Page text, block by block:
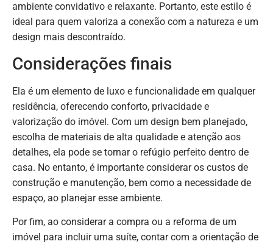
ambiente convidativo e relaxante. Portanto, este estilo é
ideal para quem valoriza a conexão com a natureza e um
design mais descontraído.
Considerações finais
Ela é um elemento de luxo e funcionalidade em qualquer
residência, oferecendo conforto, privacidade e
valorização do imóvel. Com um design bem planejado,
escolha de materiais de alta qualidade e atenção aos
detalhes, ela pode se tornar o refúgio perfeito dentro de
casa. No entanto, é importante considerar os custos de
construção e manutenção, bem como a necessidade de
espaço, ao planejar esse ambiente.
Por fim, ao considerar a compra ou a reforma de um
imóvel para incluir uma suíte, contar com a orientação de